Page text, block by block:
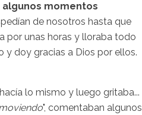
momentos
de nosotros hasta que
por unas horas y lloraba todo
y doy gracias a Dios por ellos.
lo mismo y luego gritaba...
", comentaban algunos